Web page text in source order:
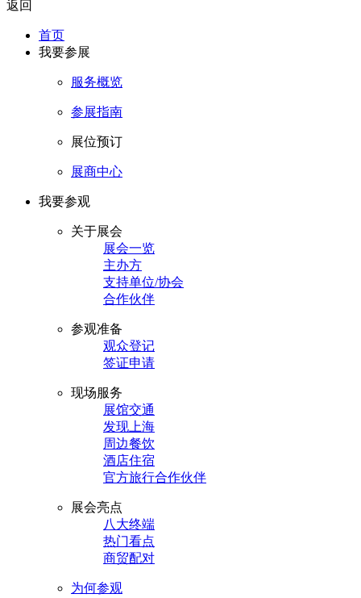
返回
首页
我要参展
服务概览
参展指南
展位预订
展商中心
我要参观
关于展会
展会一览
主办方
支持单位/协会
合作伙伴
参观准备
观众登记
签证申请
现场服务
展馆交通
发现上海
周边餐饮
酒店住宿
官方旅行合作伙伴
展会亮点
八大终端
热门看点
商贸配对
为何参观